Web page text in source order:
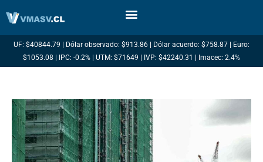
UF: $40844.79 | Dólar observado: $913.86 | Dólar acuerdo: $758.87 | Euro:
$1053.08 | IPC: -0.2% | UTM: $71649 | IVP: $42240.31 | Imacec: 2.4%